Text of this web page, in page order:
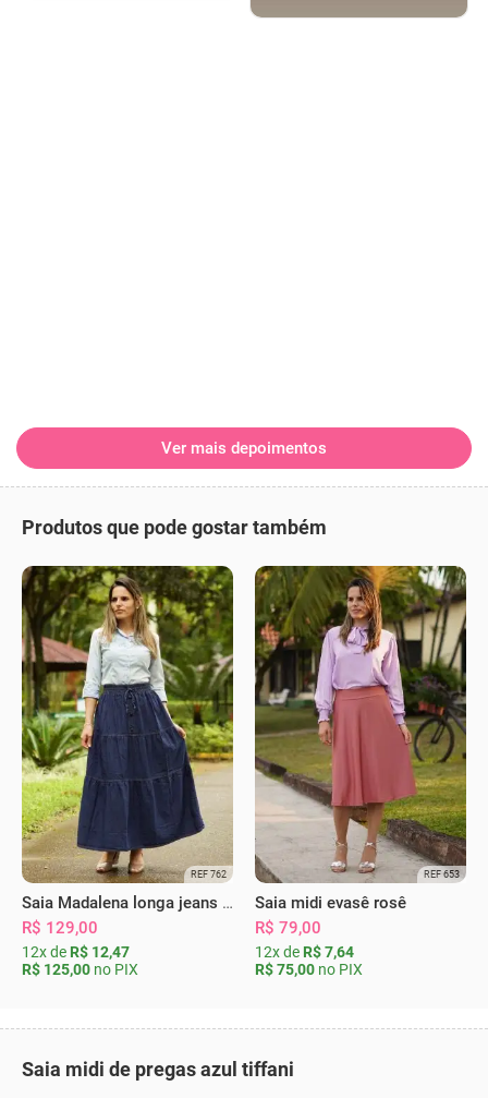
Ver mais depoimentos
Produtos que pode gostar também
REF 762
Saia Madalena longa jeans escura
R$ 129,00
12x de R$ 12,47
R$ 125,00 no PIX
REF 653
Saia midi evasê rosê
R$ 79,00
12x de R$ 7,64
R$ 75,00 no PIX
Saia midi de pregas azul tiffani